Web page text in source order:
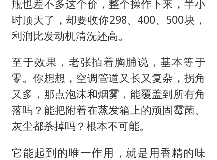
瓶也差不多这个价，整个操作下来，半小
时顶天了，却要收你298、400、500块，
利润比发动机清洗还高。
至于效果，老张拍着胸脯说，基本等于
零。你想想，空调管道又长又复杂，拐角
又多，那点泡沫和烟雾，能覆盖到所有角
落吗？能把附着在蒸发箱上的顽固霉菌、
灰尘都杀掉吗？根本不可能。
它能起到的唯一作用，就是用香精的味